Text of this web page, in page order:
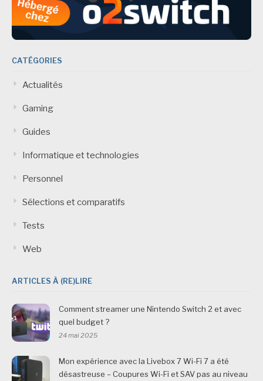
CATÉGORIES
Actualités
Gaming
Guides
Informatique et technologies
Personnel
Sélections et comparatifs
Tests
Web
ARTICLES À (RE)LIRE
Comment streamer une Nintendo Switch 2 et avec
quel budget ?
24 mai 2025
Mon expérience avec la Livebox 7 Wi-Fi 7 a été
désastreuse – Coupures Wi-Fi et SAV pas au niveau